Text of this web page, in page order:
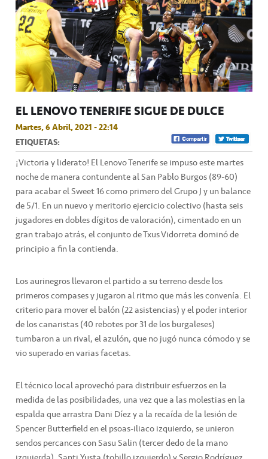
EL LENOVO TENERIFE SIGUE DE DULCE
Martes, 6 Abril, 2021 - 22:14
ETIQUETAS:
¡Victoria y liderato! El Lenovo Tenerife se impuso este martes
noche de manera contundente al San Pablo Burgos (89-60)
para acabar el Sweet 16 como primero del Grupo J y un balance
de 5/1. En un nuevo y meritorio ejercicio colectivo (hasta seis
jugadores en dobles dígitos de valoración), cimentado en un
gran trabajo atrás, el conjunto de Txus Vidorreta dominó de
principio a fin la contienda.
Los aurinegros llevaron el partido a su terreno desde los
primeros compases y jugaron al ritmo que más les convenía. El
criterio para mover el balón (22 asistencias) y el poder interior
de los canaristas (40 rebotes por 31 de los burgaleses)
tumbaron a un rival, el azulón, que no jugó nunca cómodo y se
vio superado en varias facetas.
El técnico local aprovechó para distribuir esfuerzos en la
medida de las posibilidades, una vez que a las molestias en la
espalda que arrastra Dani Díez y a la recaída de la lesión de
Spencer Butterfield en el psoas-iliaco izquierdo, se unieron
sendos percances con Sasu Salin (tercer dedo de la mano